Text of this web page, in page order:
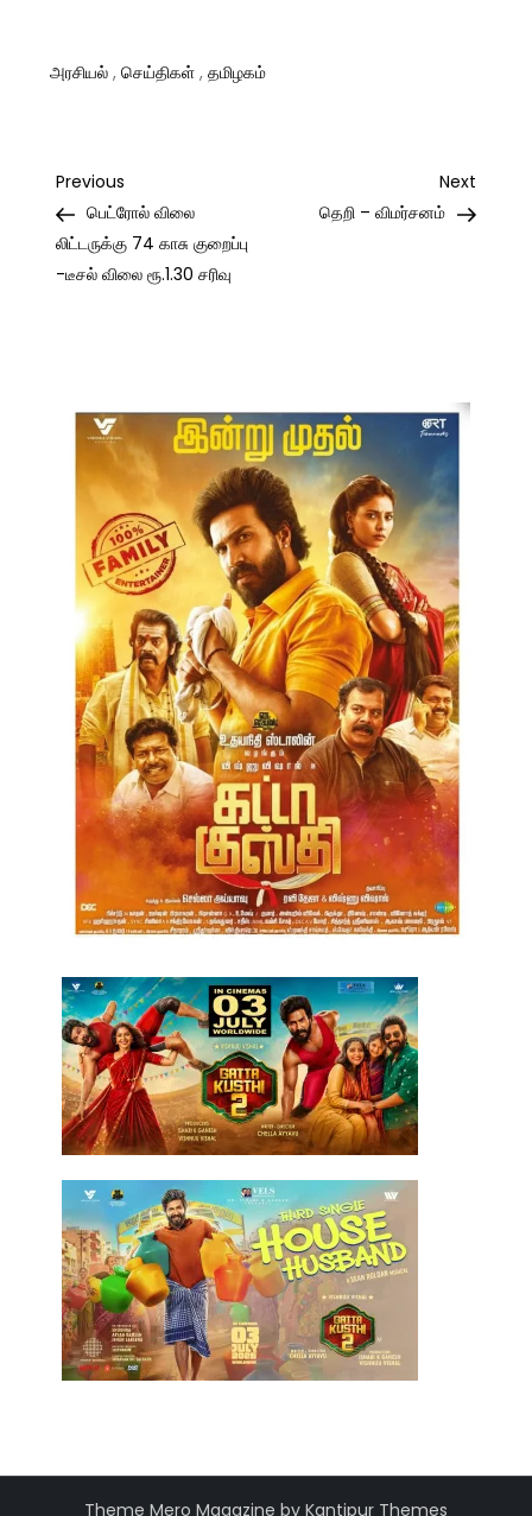
அரசியல் ,செய்திகள் ,தமிழகம்
Post
navigation
Previous
Post
Previous
பெட்ரோல் விலை
லிட்டருக்கு 74 காசு குறைப்பு
-டீசல் விலை ரூ.1.30 சரிவு
Next
Post
Next
தெறி – விமர்சனம்
Theme Mero Magazine by Kantipur Themes